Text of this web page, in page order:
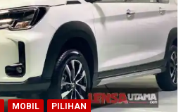
MOBIL PILIHAN